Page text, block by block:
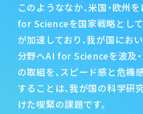
形式チェックツールについて
類を含む最新の応募書類に対
を公開いたしました。
④公募要領の軽微な修正のお
英語版の応募書類の公開に伴
いても軽微な修正を行いました。
このようななか、米国・欧州
for Scienceを国家戦略とし
が加速しており、我が国にお
分野へAI for Scienceを波及
の取組を、スピード感と危機
することは、我が国の科学研
けた喫緊の課題です。